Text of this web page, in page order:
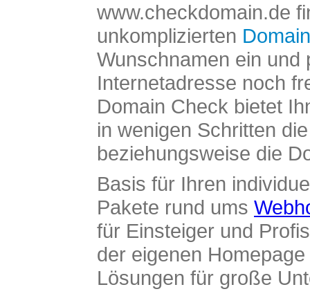
www.checkdomain.de
unkomplizierten
Wunschnamen ein und
Internetadresse noch
Domain Check bietet
in wenigen Schritten
beziehungsweise die
Basis für Ihren
Pakete rund ums
für Einsteiger und
der eigenen
Lösungen für große